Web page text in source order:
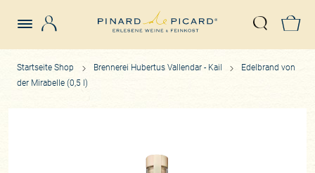
Suche
Startseite Shop Brennerei Hubertus Vallendar - Kail
Edelbrand von
der Mirabelle (0,5 l)